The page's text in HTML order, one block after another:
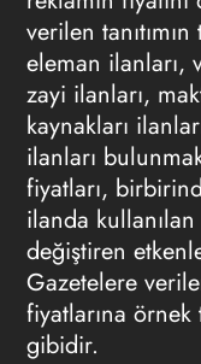
verilen
eleman ilanları,
zayi ilanları,
kaynakları
ilanları
fiyatları,
ilanda kullanılan
değiştiren
Gazetelere
fiyatlarına örnek
gibidir.